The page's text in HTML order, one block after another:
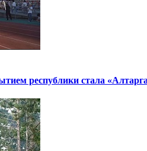
республики стала